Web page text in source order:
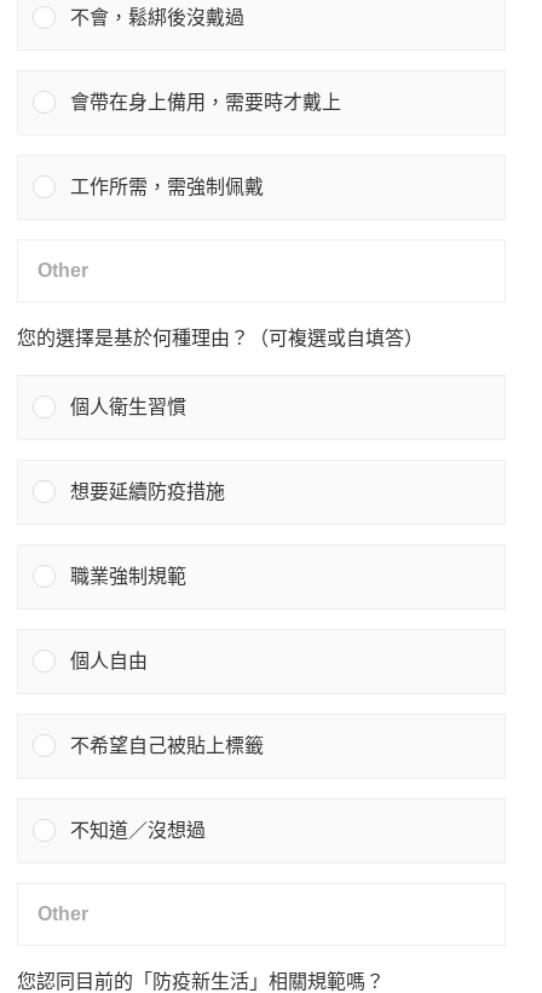
不會，鬆綁後沒戴過
會帶在身上備用，需要時才戴上
工作所需，需強制佩戴
您的選擇是基於何種理由？（可複選或自填答）
個人衛生習慣
想要延續防疫措施
職業強制規範
個人自由
不希望自己被貼上標籤
不知道／沒想過
您認同目前的「防疫新生活」相關規範嗎？